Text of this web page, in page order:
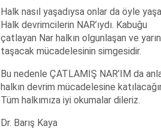
Halk nasıl yaşadıysa onlar da öyle
Halk devrimcilerin NAR’ıydı. Kabuğu
çatlayan Nar halkın olgunlaşan ve
taşacak mücadelesinin simgesidir.
Bu nedenle ÇATLAMIŞ NAR’IM da
halkın devrim mücadelesine
Tüm halkımıza iyi okumalar dileriz.
Dr. Barış Kaya